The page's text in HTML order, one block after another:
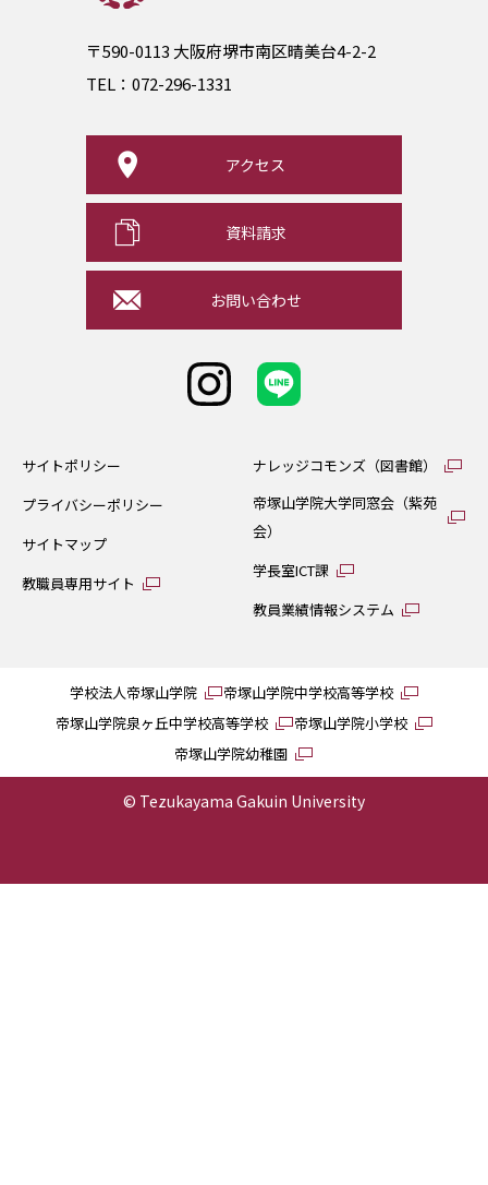
〒590-0113 大阪府堺市南区晴美台4-2-2
TEL： 072-296-1331
アクセス
資料請求
お問い合わせ
サイトポリシー
プライバシーポリシー
サイトマップ
教職員専用サイト
ナレッジコモンズ（図書館）
帝塚山学院大学同窓会（紫苑
会）
学長室ICT課
教員業績情報システム
学校法人帝塚山学院
帝塚山学院中学校高等学校
帝塚山学院泉ヶ丘中学校高等学校
帝塚山学院小学校
帝塚山学院幼稚園
© Tezukayama Gakuin University